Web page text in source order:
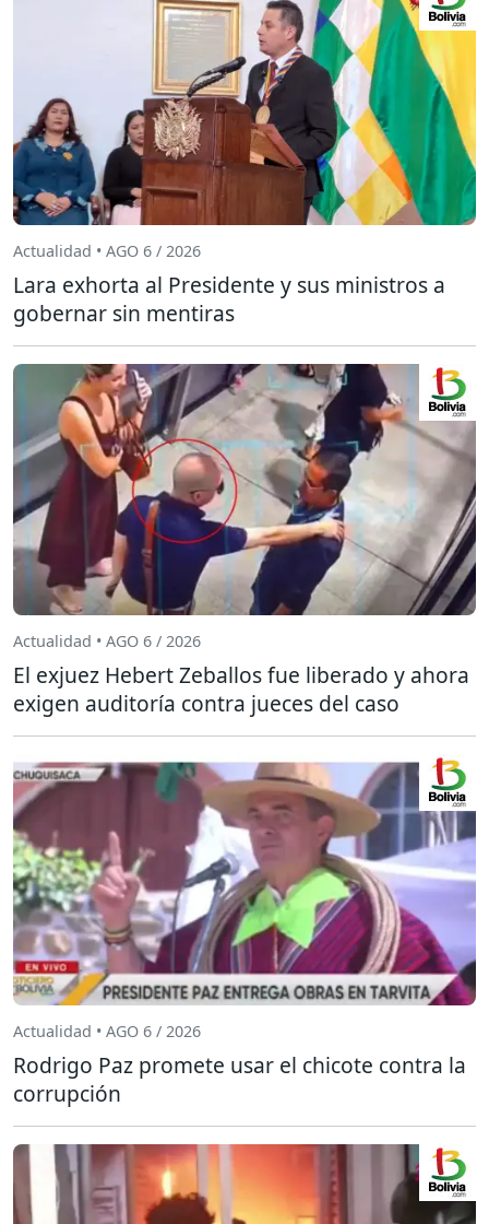
Actualidad • AGO 6 / 2026
Lara exhorta al Presidente y sus ministros a
gobernar sin mentiras
Actualidad • AGO 6 / 2026
El exjuez Hebert Zeballos fue liberado y ahora
exigen auditoría contra jueces del caso
Actualidad • AGO 6 / 2026
Rodrigo Paz promete usar el chicote contra la
corrupción